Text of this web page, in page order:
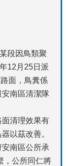
段因鳥類聚
12月25日派
面，鳥糞係
南區清潔隊
清理效果有
以茲改善。
南區公所承
，公所同仁將